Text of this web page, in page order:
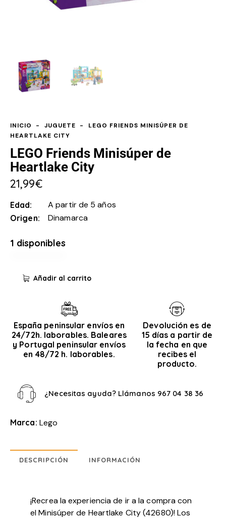
INICIO JUGUETE
LEGO FRIENDS MINISÚPER DE
HEARTLAKE CITY
LEGO Friends Minisúper de
Heartlake City
21,99€
Edad A partir de 5 años
Origen Dinamarca
1 disponibles
Añadir al carrito
España peninsular envíos en
24/72h. laborables. Baleares
y Portugal peninsular envíos
en 48/72 h. laborables.
Devolución es de
15 días a partir de
la fecha en que
recibes el
producto.
¿Necesitas ayuda? Llámanos 967 04 38 36
Marca: Lego
DESCRIPCIÓN INFORMACIÓN
¡Recrea la experiencia de ir a la compra con
el Minisúper de Heartlake City (42680)! Los